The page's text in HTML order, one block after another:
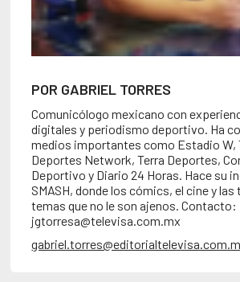
POR GABRIEL TORRES
Comunicólogo mexicano con
digitales y periodismo deportivo. Ha
medios importantes como Estadio W,
Deportes Network, Terra Deportes,
Deportivo y Diario 24 Horas. Hace su
SMASH, donde los cómics, el cine y
temas que no le son ajenos. Contacto:
jgtorresa@televisa.com.mx